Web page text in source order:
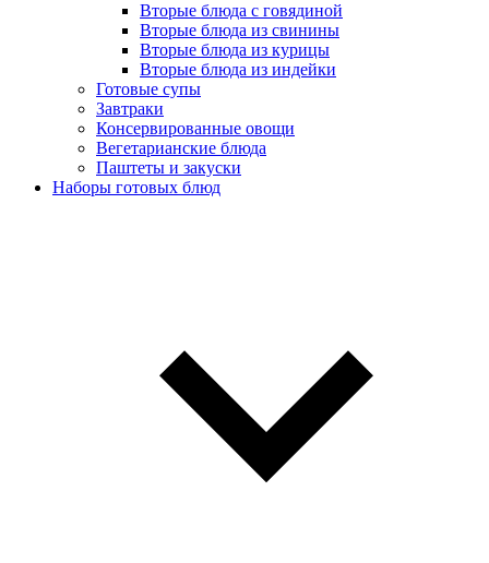
Вторые блюда с говядиной
Вторые блюда из свинины
Вторые блюда из курицы
Вторые блюда из индейки
Готовые супы
Завтраки
Консервированные овощи
Вегетарианские блюда
Паштеты и закуски
Наборы готовых блюд